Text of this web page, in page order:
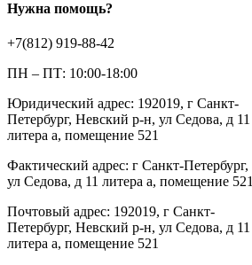
Нужна помощь?
+7(812) 919-88-42
ПН – ПТ: 10:00-18:00
Юридический адрес: 192019, г Санкт-
Петербург, Невский р-н, ул Седова, д 11
литера а, помещение 521
Фактический адрес: г Санкт-Петербург,
ул Седова, д 11 литера а, помещение 521
Почтовый адрес: 192019, г Санкт-
Петербург, Невский р-н, ул Седова, д 11
литера а, помещение 521